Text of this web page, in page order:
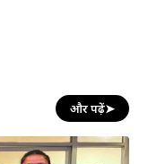
और पढ़ें➤